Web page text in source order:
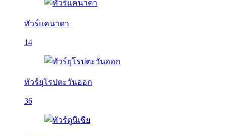
ทัวร์แคนาดา
14
ทัวร์ยุโรปตะวันออก
36